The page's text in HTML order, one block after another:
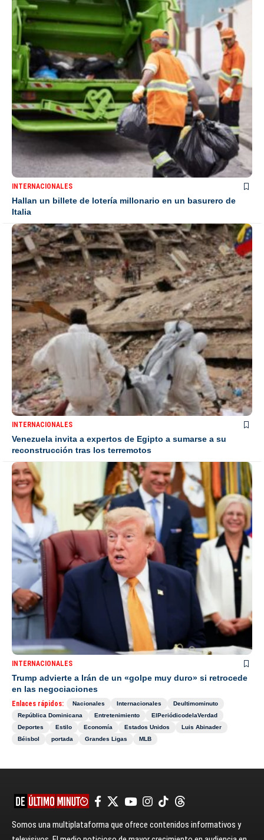
INTERNACIONALES
Hallan un billete de lotería millonario en un basurero de
Italia
INTERNACIONALES
Venezuela invita a expertos de Egipto a sumarse a su
reconstrucción tras los terremotos
INTERNACIONALES
Trump advierte a Irán de un «golpe muy duro» si retrocede
en las negociaciones
Enlaces rápidos: Nacionales Internacionales
Deultimominuto
República Dominicana
Entretenimiento
ElPeriódicodelaVerdad
Deportes
Estilo Economía Estados Unidos
Luis Abinader
Béisbol
portada Grandes Ligas MLB
Somos una multiplataforma que ofrece contenidos informativos y